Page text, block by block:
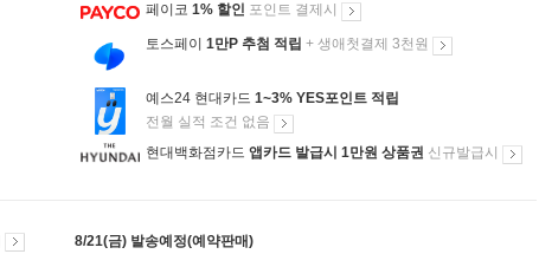
페이코 1% 할인 포인트 결제시
토스페이 1만P 추첨 적립 + 생애첫결제 3천원
예스24 현대카드 1~3% YES포인트 적립
전월 실적 조건 없음
현대백화점카드 앱카드 발급시 1만원 상품권 신규발급시
8/21(금) 발송예정(예약판매)